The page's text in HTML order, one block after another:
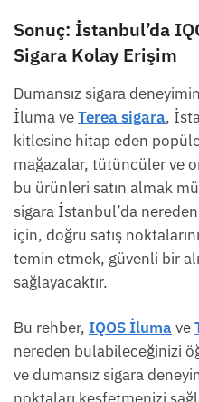
Sonuç: İstanbul’da
Sigara Kolay Erişim
Dumansız sigara
İluma veTerea sigara,
kitlesine hitap eden
mağazalar, tütüncüler ve
bu ürünleri satın almak
sigara İstanbul’da
için, doğru satış
temin etmek, güvenli bir
sağlayacaktır.
Bu rehber, IQOS İluma ve
nereden bulabileceğinizi
ve dumansız sigara